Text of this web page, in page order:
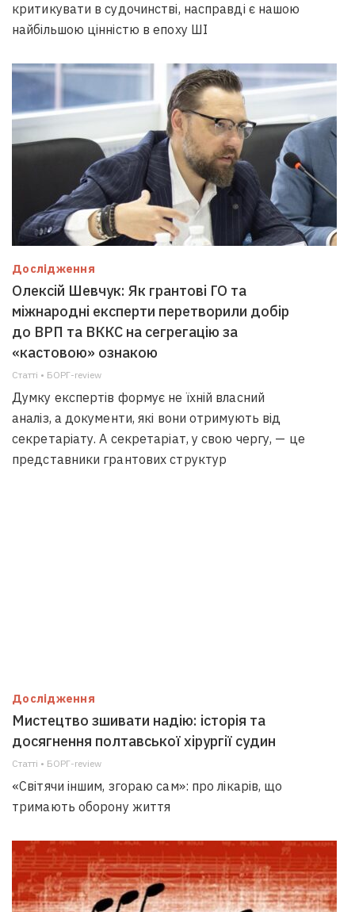
критикувати в судочинстві, насправді є нашою
найбільшою цінністю в епоху ШІ
Дослідження
Олексій Шевчук: Як грантові ГО та
міжнародні експерти перетворили добір
до ВРП та ВККС на сегрегацію за
«кастовою» ознакою
Статті • БОРГ-review
Думку експертів формує не їхній власний
аналіз, а документи, які вони отримують від
секретаріату. А секретаріат, у свою чергу, — це
представники грантових структур
Дослідження
Мистецтво зшивати надію: історія та
досягнення полтавської хірургії судин
Статті • БОРГ-review
«Світячи іншим, згораю сам»: про лікарів, що
тримають оборону життя